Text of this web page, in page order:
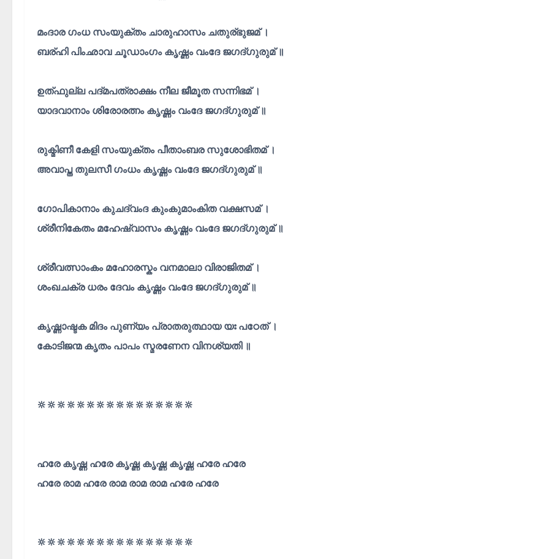
മംദാര ഗംധ സംയുക്തം ചാരുഹാസം ചതുര്ഭുജമ് ।
ബര്ഹി പിംഛാവ ചൂഡാംഗം കൃഷ്ണം വംദേ ജഗദ്ഗുരുമ് ॥
ഉത്ഫുല്ല പദ്മപത്രാക്ഷം നീല ജീമൂത സന്നിഭമ് ।
യാദവാനാം ശിരോരത്നം കൃഷ്ണം വംദേ ജഗദ്ഗുരുമ് ॥
രുക്മിണീ കേളി സംയുക്തം പീതാംബര സുശോഭിതമ് ।
അവാപ്ത തുലസീ ഗംധം കൃഷ്ണം വംദേ ജഗദ്ഗുരുമ് ॥
ഗോപികാനാം കുചദ്വംദ കുംകുമാംകിത വക്ഷസമ് ।
ശ്രീനികേതം മഹേഷ്വാസം കൃഷ്ണം വംദേ ജഗദ്ഗുരുമ് ॥
ശ്രീവത്സാംകം മഹോരസ്കം വനമാലാ വിരാജിതമ് ।
ശംഖചക്ര ധരം ദേവം കൃഷ്ണം വംദേ ജഗദ്ഗുരുമ് ॥
കൃഷ്ണാഷ്ടക മിദം പുണ്യം പ്രാതരുത്ഥായ യഃ പഠേത് ।
കോടിജന്മ കൃതം പാപം സ്മരണേന വിനശ്യതി ॥
🔆🔆🔆🔆🔆🔆🔆🔆🔆🔆🔆🔆🔆🔆🔆🔆
ഹരേ കൃഷ്ണ ഹരേ കൃഷ്ണ കൃഷ്ണ കൃഷ്ണ ഹരേ ഹരേ
ഹരേ രാമ ഹരേ രാമ രാമ രാമ ഹരേ ഹരേ
🔆🔆🔆🔆🔆🔆🔆🔆🔆🔆🔆🔆🔆🔆🔆🔆